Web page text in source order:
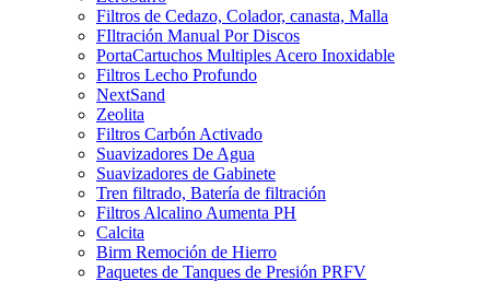
Filtros de Cedazo, Colador, canasta, Malla
FIltración Manual Por Discos
PortaCartuchos Multiples Acero Inoxidable
Filtros Lecho Profundo
NextSand
Zeolita
Filtros Carbón Activado
Suavizadores De Agua
Suavizadores de Gabinete
Tren filtrado, Batería de filtración
Filtros Alcalino Aumenta PH
Calcita
Birm Remoción de Hierro
Paquetes de Tanques de Presión PRFV